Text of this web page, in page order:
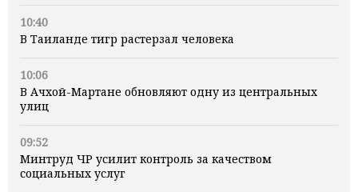
10:40
В Таиланде тигр растерзал человека
10:06
В Ачхой-Мартане обновляют одну из центральных
улиц
09:52
Минтруд ЧР усилит контроль за качеством
социальных услуг